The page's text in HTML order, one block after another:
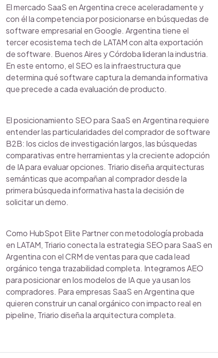
El mercado SaaS en Argentina crece aceleradamente y
con él la competencia por posicionarse en búsquedas de
software empresarial en Google. Argentina tiene el
tercer ecosistema tech de LATAM con alta exportación
de software. Buenos Aires y Córdoba lideran la industria.
En este entorno, el SEO es la infraestructura que
determina qué software captura la demanda informativa
que precede a cada evaluación de producto.
El posicionamiento SEO para SaaS en Argentina requiere
entender las particularidades del comprador de software
B2B: los ciclos de investigación largos, las búsquedas
comparativas entre herramientas y la creciente adopción
de IA para evaluar opciones. Triario diseña arquitecturas
semánticas que acompañan al comprador desde la
primera búsqueda informativa hasta la decisión de
solicitar un demo.
Como HubSpot Elite Partner con metodología probada
en LATAM, Triario conecta la estrategia SEO para SaaS en
Argentina con el CRM de ventas para que cada lead
orgánico tenga trazabilidad completa. Integramos AEO
para posicionar en los modelos de IA que ya usan los
compradores. Para empresas SaaS en Argentina que
quieren construir un canal orgánico con impacto real en
pipeline, Triario diseña la arquitectura completa.